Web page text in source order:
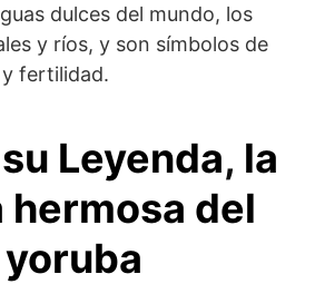
dulces del mundo, los
y ríos, y son símbolos de
fertilidad.
Leyenda, la
del